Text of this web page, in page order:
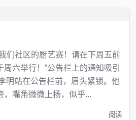
们社区的厨艺赛！请在下周五前
六举行！”公告栏上的通知吸引
明站在公告栏前，眉头紧锁。他
，嘴角微微上扬，似乎...
阅读